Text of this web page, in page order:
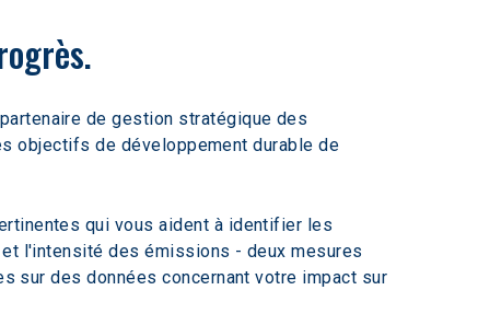
de gestion stratégique des
objectifs de développement durable de
qui vous aident à identifier les
l'intensité des émissions - deux mesures
sur des données concernant votre impact sur